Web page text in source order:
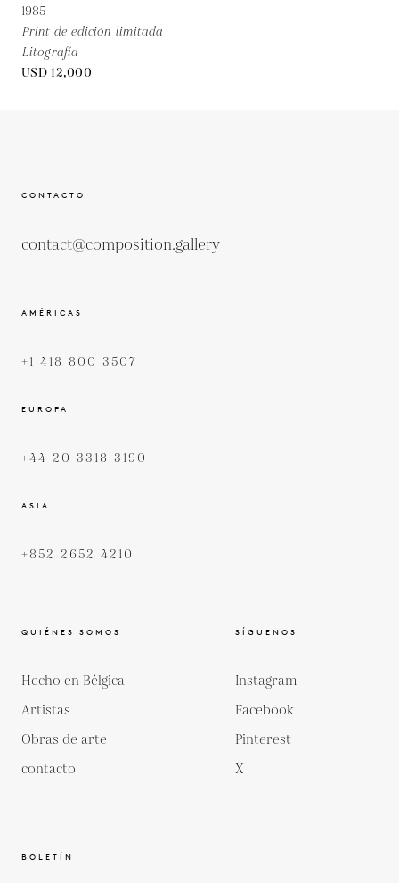
1985
Print de edición limitada
Litografía
USD 12,000
CONTACTO
contact@composition.gallery
AMÉRICAS
+1 418 800 3507
EUROPA
+44 20 3318 3190
ASIA
+852 2652 4210
QUIÉNES SOMOS
Hecho en Bélgica
Artistas
Obras de arte
contacto
SÍGUENOS
Instagram
Facebook
Pinterest
X
BOLETÍN